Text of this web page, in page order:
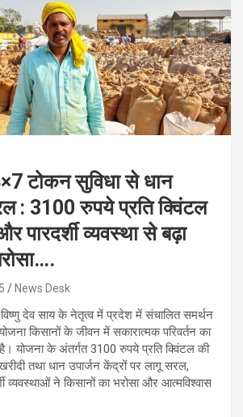
टोकन सुविधा से धान
: 3100 रुपये प्रति क्विंटल
पारदर्शी व्यवस्था से बढ़ा
News Desk
देव साय के नेतृत्व में प्रदेश में संचालित समर्थन
किसानों के जीवन में सकारात्मक परिवर्तन का
योजना के अंतर्गत 3100 रुपये प्रति क्विंटल की
तथा धान उपार्जन केंद्रों पर लागू सरल,
व्यवस्थाओं ने किसानों का भरोसा और आत्मविश्वास